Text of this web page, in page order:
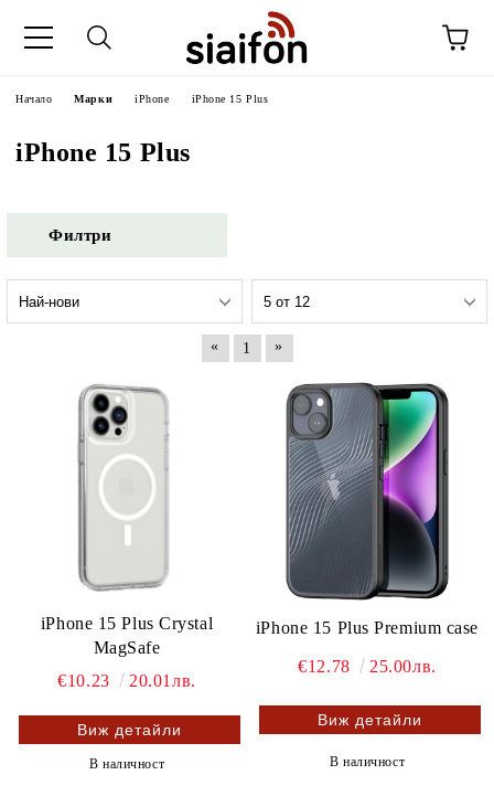
Начало Марки iPhone iPhone 15 Plus
iPhone 15 Plus
Филтри
« 1 »
iPhone 15 Plus Crystal
MagSafe
€10.23
20.01лв.
Виж детайли
В наличност
iPhone 15 Plus Premium case
€12.78 25.00лв.
Виж детайли
В наличност